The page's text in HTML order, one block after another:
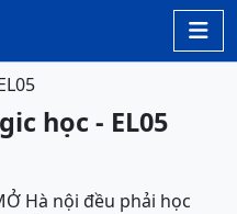

học - EL05
Hà nội đều phải học